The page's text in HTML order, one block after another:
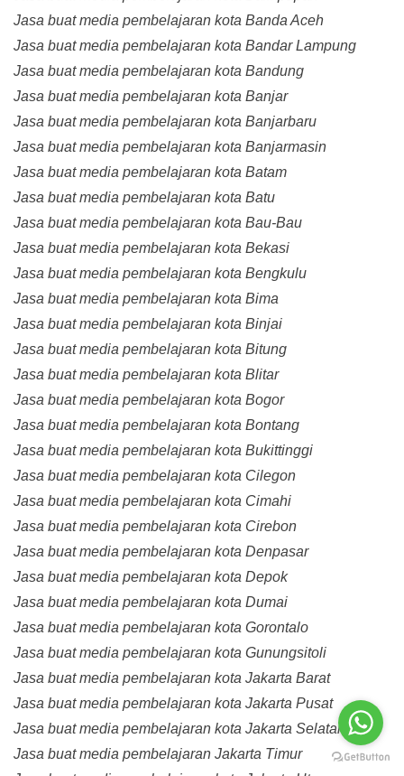
Jasa buat media pembelajaran kota Banda Aceh
Jasa buat media pembelajaran kota Bandar Lampung
Jasa buat media pembelajaran kota Bandung
Jasa buat media pembelajaran kota Banjar
Jasa buat media pembelajaran kota Banjarbaru
Jasa buat media pembelajaran kota Banjarmasin
Jasa buat media pembelajaran kota Batam
Jasa buat media pembelajaran kota Batu
Jasa buat media pembelajaran kota Bau-Bau
Jasa buat media pembelajaran kota Bekasi
Jasa buat media pembelajaran kota Bengkulu
Jasa buat media pembelajaran kota Bima
Jasa buat media pembelajaran kota Binjai
Jasa buat media pembelajaran kota Bitung
Jasa buat media pembelajaran kota Blitar
Jasa buat media pembelajaran kota Bogor
Jasa buat media pembelajaran kota Bontang
Jasa buat media pembelajaran kota Bukittinggi
Jasa buat media pembelajaran kota Cilegon
Jasa buat media pembelajaran kota Cimahi
Jasa buat media pembelajaran kota Cirebon
Jasa buat media pembelajaran kota Denpasar
Jasa buat media pembelajaran kota Depok
Jasa buat media pembelajaran kota Dumai
Jasa buat media pembelajaran kota Gorontalo
Jasa buat media pembelajaran kota Gunungsitoli
Jasa buat media pembelajaran kota Jakarta Barat
Jasa buat media pembelajaran kota Jakarta Pusat
Jasa buat media pembelajaran kota Jakarta Selatan
Jasa buat media pembelajaran Jakarta Timur